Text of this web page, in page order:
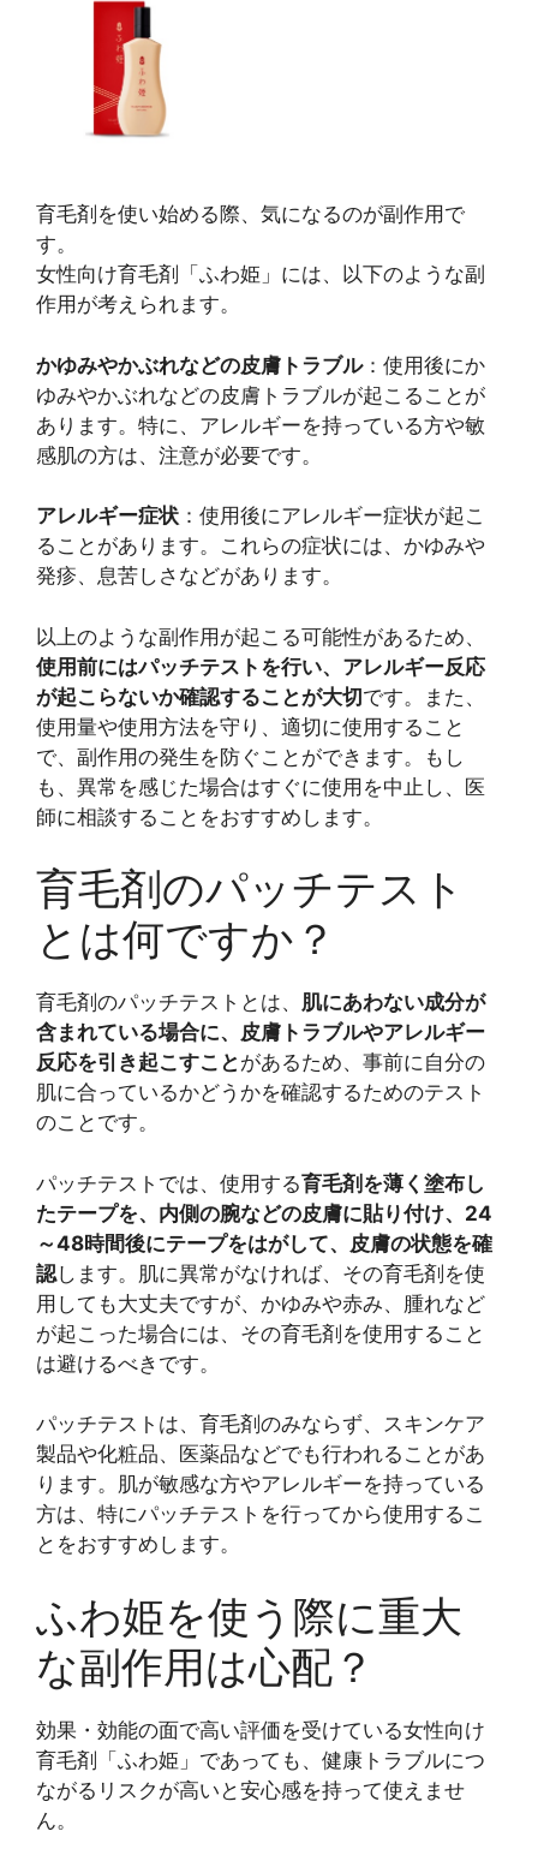
育毛剤を使い始める際、気になるのが副作用で
す。
女性向け育毛剤「ふわ姫」には、以下のような副
作用が考えられます。
かゆみやかぶれなどの皮膚トラブル：使用後にか
ゆみやかぶれなどの皮膚トラブルが起こることが
あります。特に、アレルギーを持っている方や敏
感肌の方は、注意が必要です。
アレルギー症状 ：使用後にアレルギー症状が起こ
ることがあります。これらの症状には、かゆみや
発疹、息苦しさなどがあります。
以上のような副作用が起こる可能性があるため、
使用前にはパッチテストを行い、アレルギー反応
が起こらないか確認することが大切です。また、
使用量や使用方法を守り、適切に使用すること
で、副作用の発生を防ぐことができます。もし
も、異常を感じた場合はすぐに使用を中止し、医
師に相談することをおすすめします。
育毛剤のパッチテスト
とは何ですか？
育毛剤のパッチテストとは、 肌にあわない成分が
含まれている場合に、皮膚トラブルやアレルギー
反応を引き起こすこと があるため、事前に自分の
肌に合っているかどうかを確認するためのテスト
のことです。
パッチテストでは、使用する育毛剤を薄く塗布し
たテープを、内側の腕などの皮膚に貼り付け、24
～48時間後にテープをはがして、皮膚の状態を確
認します。肌に異常がなければ、その育毛剤を使
用しても大丈夫ですが、かゆみや赤み、腫れなど
が起こった場合には、その育毛剤を使用すること
は避けるべきです。
パッチテストは、育毛剤のみならず、スキンケア
製品や化粧品、医薬品などでも行われることがあ
ります。肌が敏感な方やアレルギーを持っている
方は、特にパッチテストを行ってから使用するこ
とをおすすめします。
ふわ姫を使う際に重大
な副作用は心配？
効果・効能の面で高い評価を受けている女性向け
育毛剤「ふわ姫」であっても、健康トラブルにつ
ながるリスクが高いと安心感を持って使えませ
ん。